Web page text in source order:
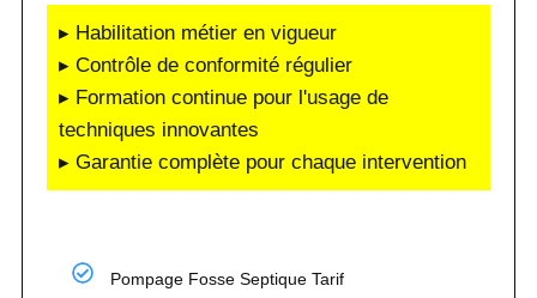
▸ Habilitation métier en vigueur
▸ Contrôle de conformité régulier
▸ Formation continue pour l'usage de
techniques innovantes
▸ Garantie complète pour chaque intervention
Pompage Fosse Septique Tarif